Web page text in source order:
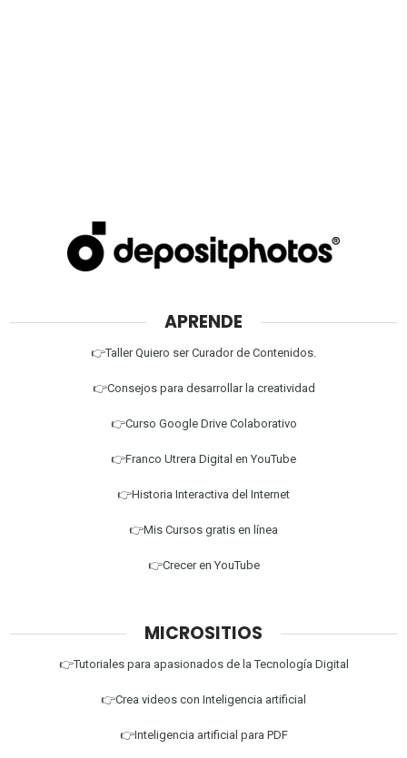
APRENDE
👉Taller Quiero ser Curador de Contenidos.
👉Consejos para desarrollar la creatividad
👉Curso Google Drive Colaborativo
👉Franco Utrera Digital en YouTube
👉Historia Interactiva del Internet
👉Mis Cursos gratis en línea
👉Crecer en YouTube
MICROSITIOS
👉Tutoriales para apasionados de la Tecnología Digital
👉Crea videos con Inteligencia artificial
👉Inteligencia artificial para PDF